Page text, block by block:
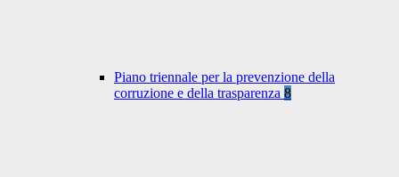
Piano triennale per la prevenzione della
corruzione e della trasparenza 8